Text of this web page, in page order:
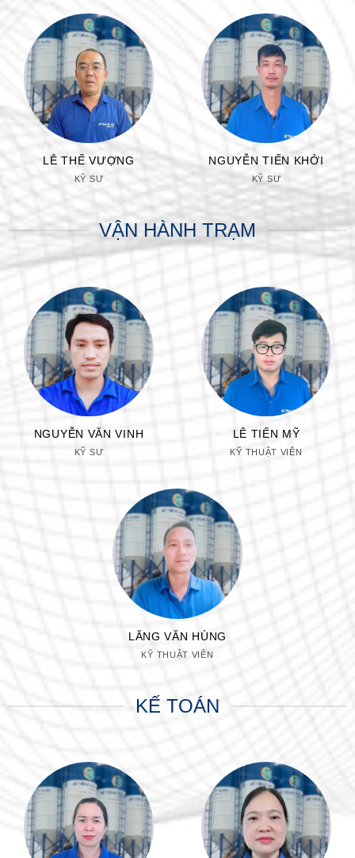
LÊ THẾ VƯỢNG
KỸ SƯ
NGUYỄN TIẾN KHỞI
KỸ SƯ
VẬN HÀNH TRẠM
NGUYỄN VĂN VINH
KỸ SƯ
LÊ TIẾN MỸ
KỸ THUẬT VIÊN
LĂNG VĂN HÙNG
KỸ THUẬT VIÊN
KẾ TOÁN